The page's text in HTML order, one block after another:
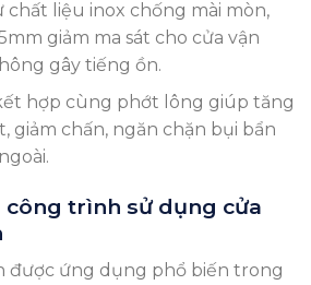
chất liệu inox chống mài mòn,
giảm ma sát cho cửa vận
gây tiếng ồn.
hợp cùng phớt lông giúp tăng
giảm chấn, ngăn chặn bụi bẩn
công trình sử dụng cửa
được ứng dụng phổ biến trong